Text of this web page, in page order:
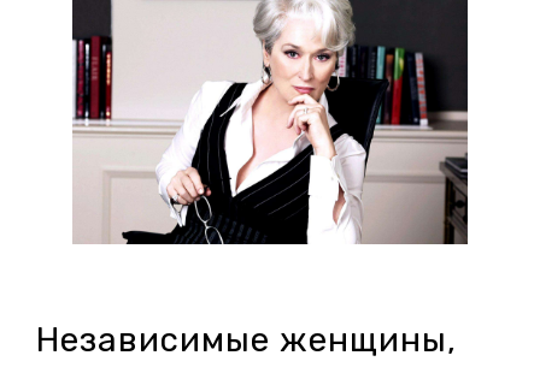
Независимые женщины,